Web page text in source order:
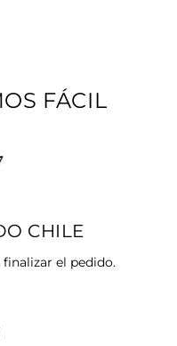
FÁCIL
CHILE
el pedido.